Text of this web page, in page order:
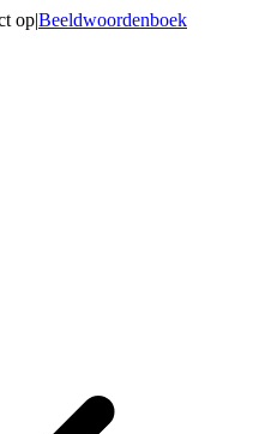
op|Beeldwoordenboek